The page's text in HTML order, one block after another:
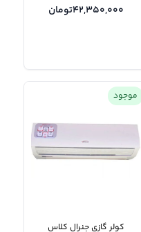
42,350,000تومان
موجود
کولر گازی جنرال کلاس